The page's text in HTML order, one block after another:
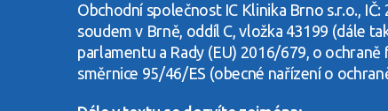
Obchodní společnost IC Klinika Brno s.r.o.,
soudem v Brně, oddíl C, vložka 43199 (dále
parlamentu a Rady (EU) 2016/679, o
směrnice 95/46/ES (obecné nařízení o